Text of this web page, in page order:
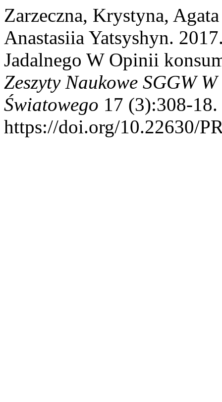
Zarzeczna, Krystyna,
Anastasiia Yatsyshyn.
Jadalnego W Opinii
Zeszyty Naukowe SGGW
Światowego 17 (3):308-18.
https://doi.org/10.22630/